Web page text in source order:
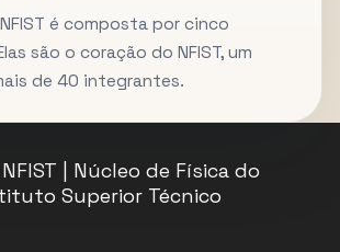
é composta por cinco
são o coração do NFIST, um
de 40 integrantes.
| Núcleo de Física do
Superior Técnico